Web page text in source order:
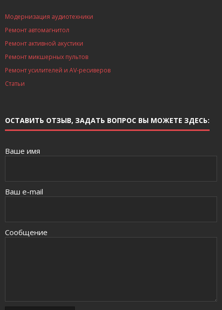
Модернизация аудиотехники
Ремонт автомагнитол
Ремонт активной акустики
Ремонт микшерных пультов
Ремонт усилителей и AV-ресиверов
Статьи
ОСТАВИТЬ ОТЗЫВ, ЗАДАТЬ ВОПРОС ВЫ МОЖЕТЕ ЗДЕСЬ:
Ваше имя
Ваш e-mail
Сообщение